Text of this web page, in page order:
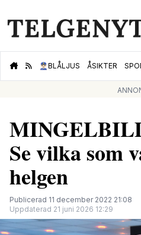
👮🏻‍♂️BLÅLJUS ÅSIKTER
Se vilka som
helgen
Publicerad 11 december 2022 21:08
Uppdaterad 21 juni 2026 12:29